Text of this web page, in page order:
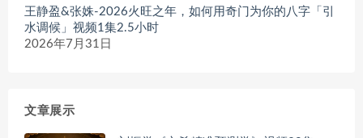
王静盈&张姝-2026火旺之年，如何用奇门为你的八字「引
水调候」视频1集2.5小时
2026年7月31日
文章展示